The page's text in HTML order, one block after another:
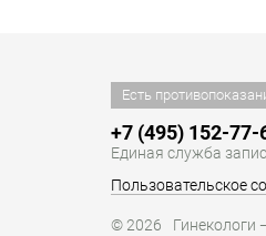
Есть
+7 (495) 152-77-
Единая служба
Пользовательское
© 2026
Гинекологи